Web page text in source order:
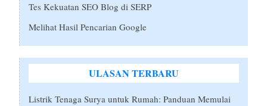
Tes Kekuatan SEO Blog di SERP
Melihat Hasil Pencarian Google
ULASAN TERBARU
Listrik Tenaga Surya untuk Rumah: Panduan Memulai